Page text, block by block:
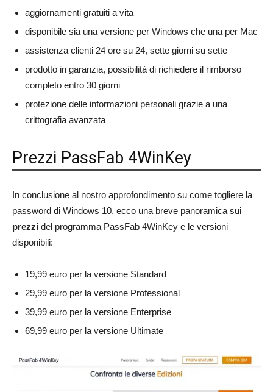
aggiornamenti gratuiti a vita
disponibile sia una versione per Windows che una per Mac
assistenza clienti 24 ore su 24, sette giorni su sette
prodotto in garanzia, possibilità di richiedere il rimborso
completo entro 30 giorni
protezione delle informazioni personali grazie a una
crittografia avanzata
Prezzi PassFab 4WinKey
In conclusione al nostro approfondimento su come togliere la
password di Windows 10, ecco una breve panoramica sui
prezzi del programma PassFab 4WinKey e le versioni
disponibili:
19,99 euro per la versione Standard
29,99 euro per la versione Professional
39,99 euro per la versione Enterprise
69,99 euro per la versione Ultimate